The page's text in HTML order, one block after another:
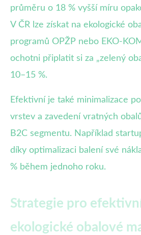
průměru o 18 % vyšší míru
V ČR lze získat na ekologické
programů OPŽP nebo EKO-
ochotni připlatit si za „zelený
10–15 %.
Efektivní je také minimalizace
vrstev a zavedení vratných
B2C segmentu. Například
díky optimalizaci balení své
% během jednoho roku.
Strategie pro
ekologické obalové